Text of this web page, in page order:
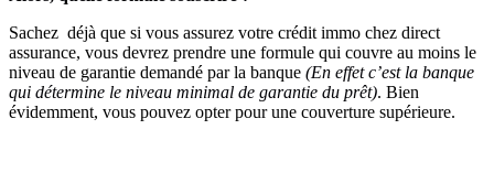
Sachez déjà que si vous assurez votre crédit immo chez direct
assurance, vous devrez prendre une formule qui couvre au moins le
niveau de garantie demandé par la banque (En effet c’est la banque
qui détermine le niveau minimal de garantie du prêt). Bien
évidemment, vous pouvez opter pour une couverture supérieure.